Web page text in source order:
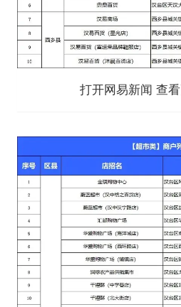
打开网易新闻 查